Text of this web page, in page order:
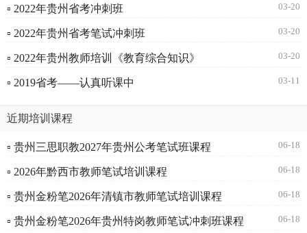
▫ 2022年贵州省考冲刺班 03-20
▫ 2022年贵州省考笔试冲刺班 03-20
▫ 2022年贵州教师培训《教育综合知识》 03-20
▫ 2019省考——认真听课中 03-11
近期培训课程
▫ 贵州三思职教2027年贵州公考笔试班课程 06-18
▫ 2026年黔西市教师笔试培训课程 06-18
▫ 贵州金粉笔2026年清镇市教师笔试培训课程 06-18
▫ 贵州金粉笔2026年贵州特岗教师笔试冲刺班课程 06-18